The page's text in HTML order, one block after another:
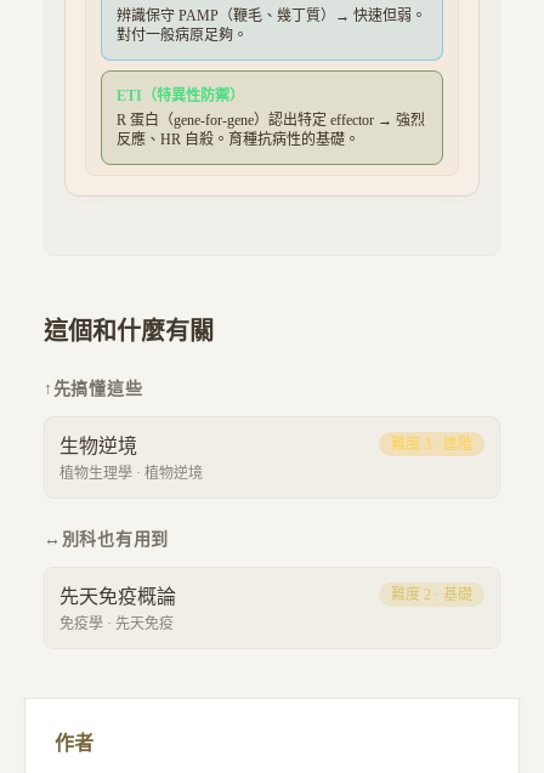
辨識保守 PAMP（鞭毛、幾丁質）→ 快速但弱。
對付一般病原足夠。
ETI（特異性防禦）
R 蛋白（gene-for-gene）認出特定 effector → 強烈
反應、HR 自殺。育種抗病性的基礎。
這個和什麼有關
↑ 先搞懂這些
生物逆境
植物生理學 · 植物逆境
難度 3 · 進階
↔ 別科也有用到
先天免疫概論
免疫學 · 先天免疫
難度 2 · 基礎
作者